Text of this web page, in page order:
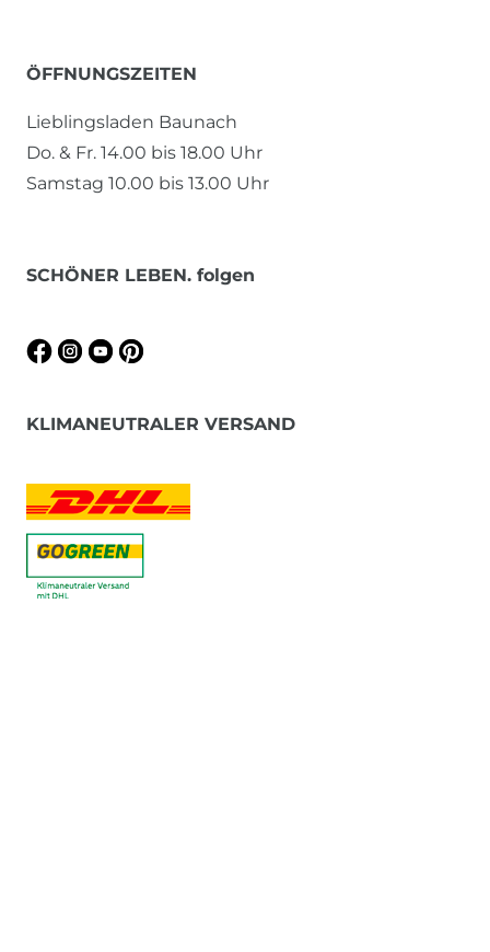
ÖFFNUNGSZEITEN
Lieblingsladen Baunach
Do. & Fr. 14.00 bis 18.00 Uhr
Samstag 10.00 bis 13.00 Uhr
SCHÖNER LEBEN. folgen
KLIMANEUTRALER VERSAND